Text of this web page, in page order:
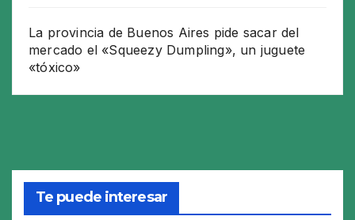
La provincia de Buenos Aires pide sacar del
mercado el «Squeezy Dumpling», un juguete
«tóxico»
Te puede interesar